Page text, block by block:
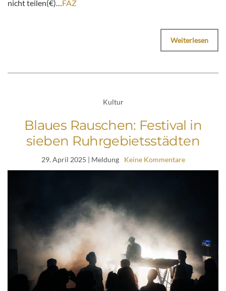
nicht teilen(€)…FAZ
Weiterlesen
Kultur
Blaues Rauschen: Festival in
sieben Ruhrgebietsstädten
29. April 2025 | Meldung Keine Kommentare